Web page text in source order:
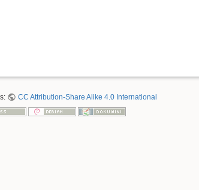
CC Attribution-Share Alike 4.0 International